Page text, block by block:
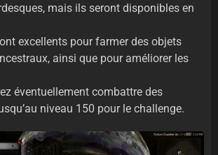
mais ils seront disponibles en
excellents pour farmer des objets
ainsi que pour améliorer les
éventuellement combattre des
niveau 150 pour le challenge.